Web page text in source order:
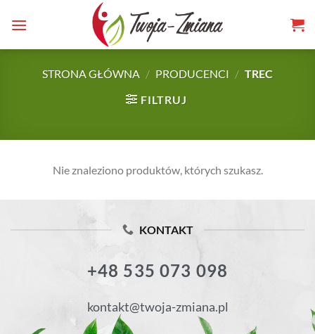
TWOJA-
ZMIANA.PL
STRONA GŁÓWNA / PRODUCENCI / TREC
FILTRUJ
Nie znaleziono produktów, których szukasz.
KONTAKT
+48 535 073 098
kontakt@twoja-zmiana.pl